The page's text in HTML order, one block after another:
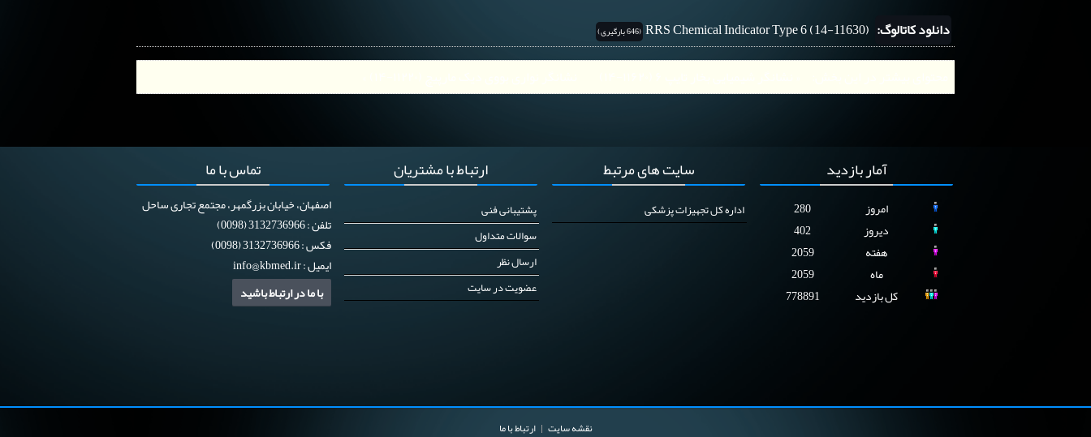
دانلود کاتالوگ: RRS Chemical Indicator Type 6 (14-11630) (646 بارگیری)
تماسبا ما
اصفهان، خیابان بزرگمهر، مجتمع تجاری ساحل
تلفن : 3132736966 (0098)
فکس : 3132736966 (0098)
ایمیل :info@kbmed.ir
با ما در ارتباط باشید
ارتباطبا مشتریان
پشتیبانی فنی
سوالات متداول
ارسال نظر
عضویت در سایت
سایتهای مرتبط
اداره کل تجهیزات پزشکی
آماربازدید
امروز
280
دیروز
402
هفته
2059
ماه
2059
کل بازدید
778891
نقشه سایت ارتباط با ما